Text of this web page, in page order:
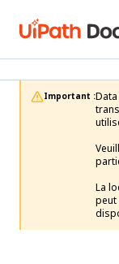
Important :
La
peut